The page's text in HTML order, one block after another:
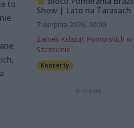
to
Show | Lato na Tarasach
7 sierpnia 2026, 20:00
Zamek Książąt Pomorskich w
Szczecinie
Koncerty